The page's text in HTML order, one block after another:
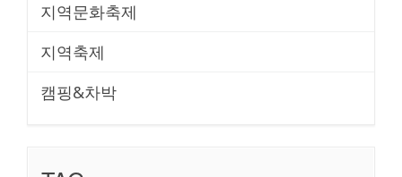
지역문화축제
지역축제
캠핑&차박